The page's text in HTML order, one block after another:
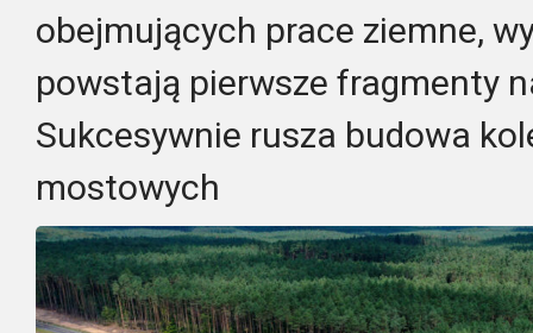
obejmujących prace ziemne,
powstają pierwsze fragmenty
Sukcesywnie rusza budowa
mostowych